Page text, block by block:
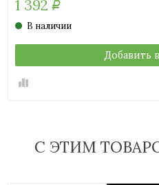
1 392 Р
В наличии
Добавить
С ЭТИМ